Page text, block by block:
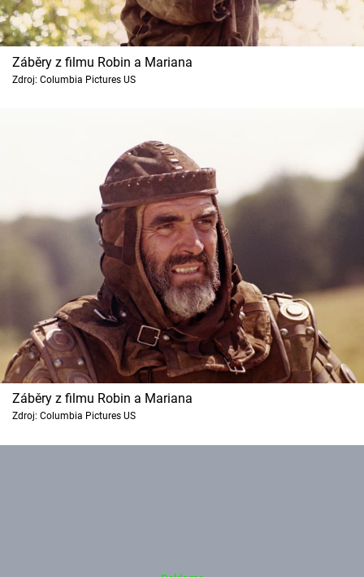
Záběry z filmu Robin a Mariana
Zdroj: Columbia Pictures US
Záběry z filmu Robin a Mariana
Zdroj: Columbia Pictures US